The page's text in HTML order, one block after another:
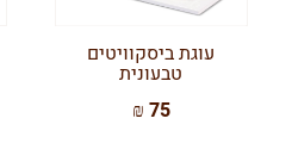
עוגת ביסקוויטים
טבעונית
75 ₪